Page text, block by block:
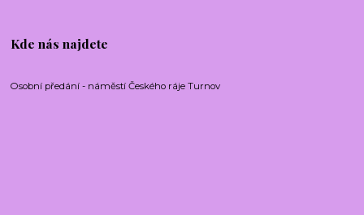
Kde nás najdete
Osobní předání - náměstí Českého ráje Turnov